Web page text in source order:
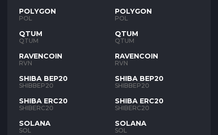
POLYGON
POL
QTUM
QTUM
RAVENCOIN
RVN
SHIBA BEP20
SHIBBEP20
SHIBA ERC20
SHIBERC20
SOLANA
SOL
POLYGON
POL
QTUM
QTUM
RAVENCOIN
RVN
SHIBA BEP20
SHIBBEP20
SHIBA ERC20
SHIBERC20
SOLANA
SOL